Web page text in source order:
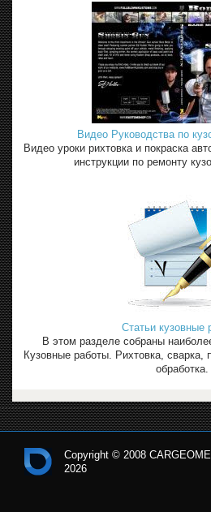
Видео Руководства по
Видео уроки рихтовка и покраска
инструкции по ремонту
Статьи кузовные
В этом разделе собраны
Кузовные работы. Рихтовка, сварка,
обработка.
Copyright © 2008
2026